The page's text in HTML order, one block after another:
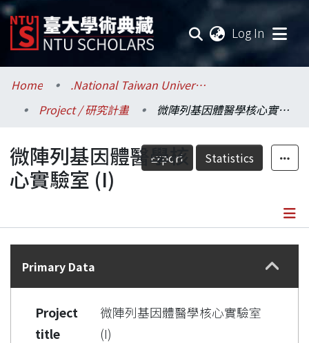
Log In
Communities & Collections
Research Outputs
Fundings & Projects
Researchers
Statistics
Home
.National Taiwan University / 國立臺灣大學
Project / 研究計畫
微陣列基因體醫學核心實驗室 (I)
Export Statistics
微陣列基因體醫學核
心實驗室 (I)
Details
Primary Data
Project
title
微陣列基因體醫學核心實驗室
(I)